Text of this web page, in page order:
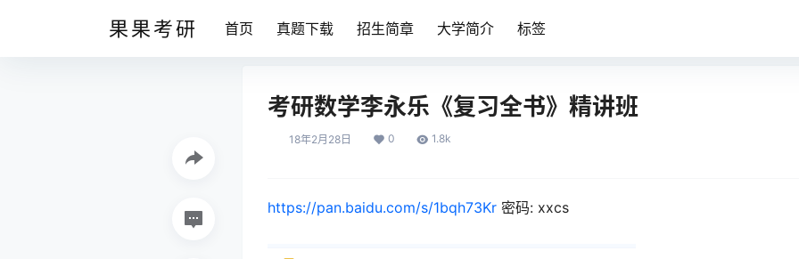
果果考研 首页 真题下载 招生简章 大学简介 标签
考研数学李永乐《复习全书》精讲班
18年2月28日 0 1.8k
https://pan.baidu.com/s/1bqh73Kr 密码: xxcs